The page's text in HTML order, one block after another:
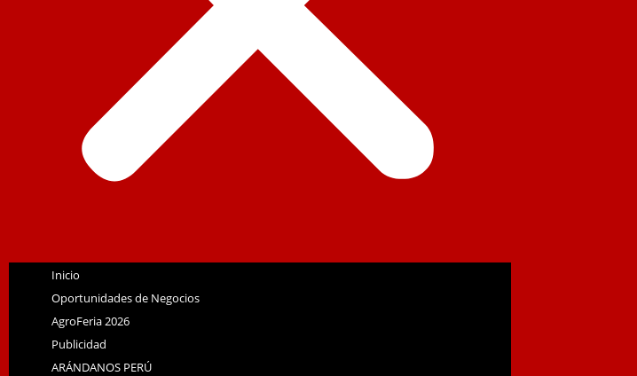
Inicio
Oportunidades de Negocios
AgroFeria 2026
Publicidad
ARÁNDANOS PERÚ